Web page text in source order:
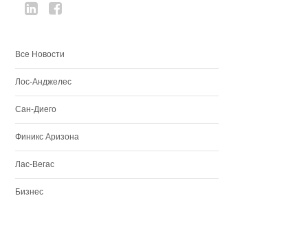
Все Новости
Лос-Анджелес
Сан-Диего
Финикс Аризона
Лас-Вегас
Бизнес